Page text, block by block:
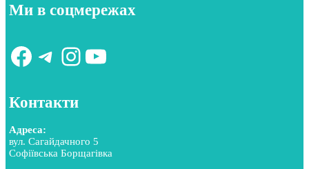
Ми в соцмережах
Facebook
Telegram
Instagram
YouTube
Контакти
Адреса:
вул. Сагайдачного 5
Софіївська Борщагівка